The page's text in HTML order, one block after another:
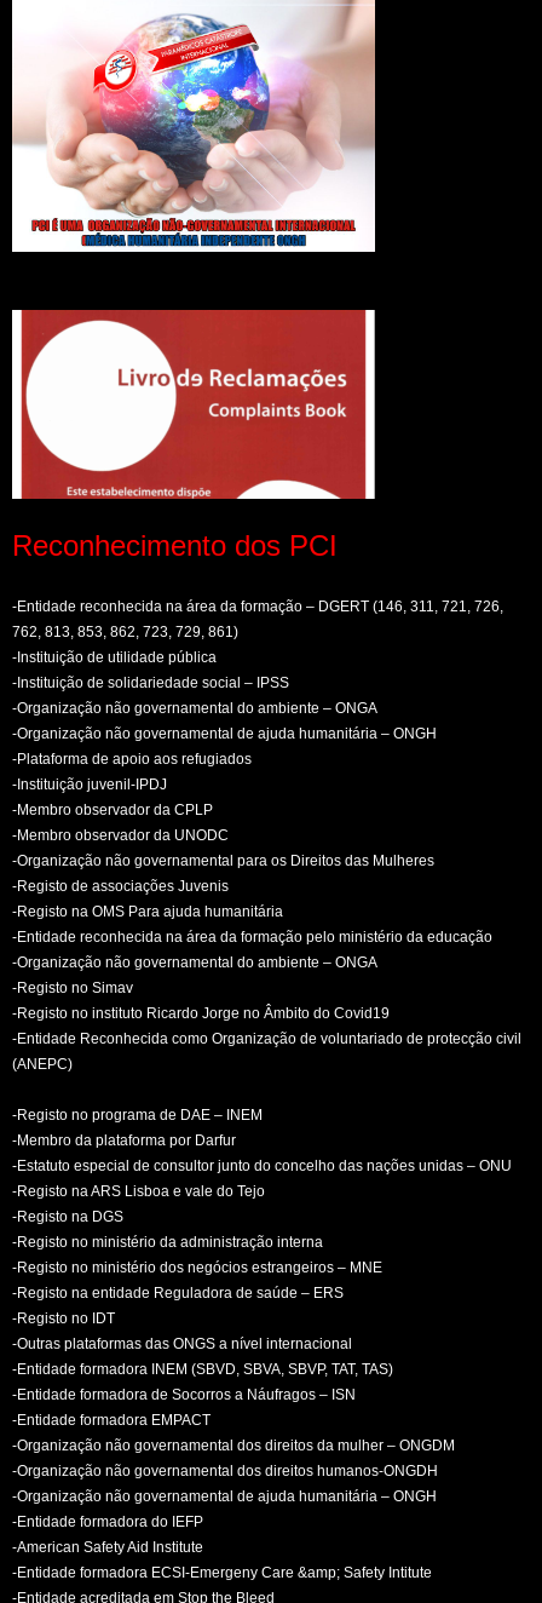
Reconhecimento dos PCI
-Entidade reconhecida na área da formação – DGERT (146, 311, 721, 726,
762, 813, 853, 862, 723, 729, 861)
-Instituição de utilidade pública
-Instituição de solidariedade social – IPSS
-Organização não governamental do ambiente – ONGA
-Organização não governamental de ajuda humanitária – ONGH
-Plataforma de apoio aos refugiados
-Instituição juvenil-IPDJ
-Membro observador da CPLP
-Membro observador da UNODC
-Organização não governamental para os Direitos das Mulheres
-Registo de associações Juvenis
-Registo na OMS Para ajuda humanitária
-Entidade reconhecida na área da formação pelo ministério da educação
-Organização não governamental do ambiente – ONGA
-Registo no Simav
-Registo no instituto Ricardo Jorge no Âmbito do Covid19
-Entidade Reconhecida como Organização de voluntariado de protecção civil
(ANEPC)
-Registo no programa de DAE – INEM
-Membro da plataforma por Darfur
-Estatuto especial de consultor junto do concelho das nações unidas – ONU
-Registo na ARS Lisboa e vale do Tejo
-Registo na DGS
-Registo no ministério da administração interna
-Registo no ministério dos negócios estrangeiros – MNE
-Registo na entidade Reguladora de saúde – ERS
-Registo no IDT
-Outras plataformas das ONGS a nível internacional
-Entidade formadora INEM (SBVD, SBVA, SBVP, TAT, TAS)
-Entidade formadora de Socorros a Náufragos – ISN
-Entidade formadora EMPACT
-Organização não governamental dos direitos da mulher – ONGDM
-Organização não governamental dos direitos humanos-ONGDH
-Organização não governamental de ajuda humanitária – ONGH
-Entidade formadora do IEFP
-American Safety Aid Institute
-Entidade formadora ECSI-Emergeny Care &amp; Safety Intitute
-Entidade acreditada em Stop the Bleed